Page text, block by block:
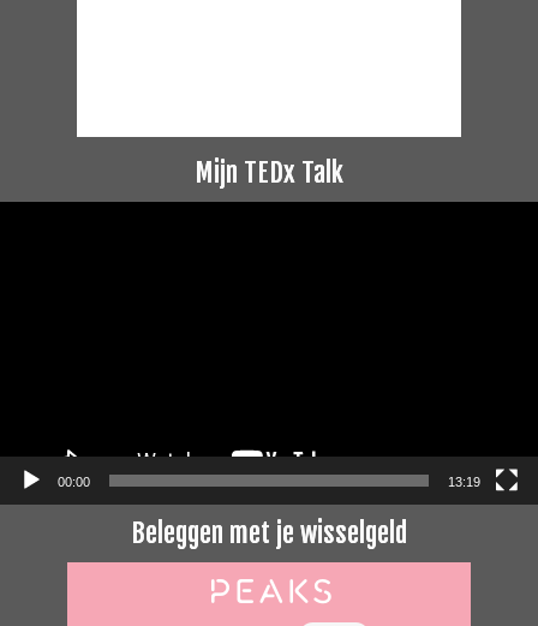
Mijn TEDx Talk
00:00 13:19
Beleggen met je wisselgeld